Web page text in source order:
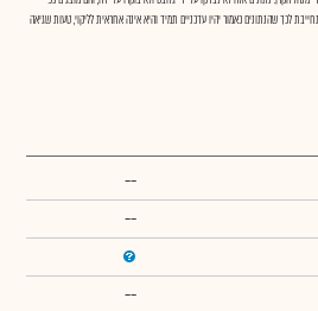
לכך שהנתונים כאמור יהיו עדכניים תמיד והיא אינה אחראית לליקוי, טעות שגיאה
--
--
--